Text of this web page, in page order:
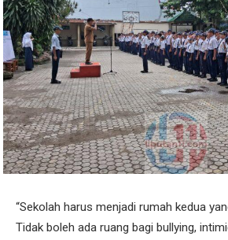
“Sekolah harus menjadi rumah kedua
Tidak boleh ada ruang bagi bullying,